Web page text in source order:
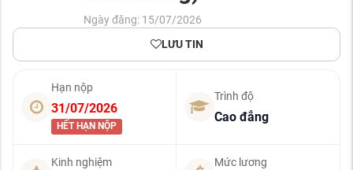
Ngày đăng: 15/07/2026
LƯU TIN
Hạn nộp
31/07/2026
HẾT HẠN NỘP
Trình độ
Cao đẳng
Kinh nghiệm Mức lương